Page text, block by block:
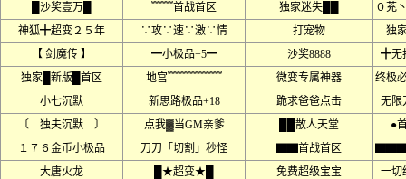
█沙奖壹万█
﹌﹌首战首区 独家迷失██
０茺
神狐╋超变２５年
∵攻∵速∵激∵情 打宠物
独
【 剑魔传 】
━小极品+5━ 沙奖8888
╋无
独家█新版█首区
地宫﹌﹌﹌﹌﹌ 微变专属神器
终极
小七沉默
新思路极品+18 跪求爸爸点击
无限
〔 独夫沉默 〕
点我▓当GM亲爹 ██散人天堂
●
１７６金币小极品
刀刀「切割」秒怪 ▇▇首战首区
大唐火龙
█★超变★█ 免费超级宝宝
一切